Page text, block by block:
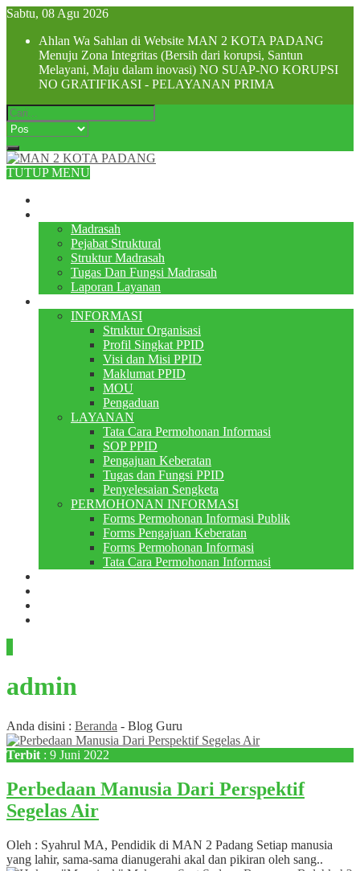
Sabtu, 08 Agu 2026
Ahlan Wa Sahlan di Website MAN 2 KOTA PADANG
Menuju Zona Integritas (Bersih dari korupsi, Santun
Melayani, Maju dalam inovasi) NO SUAP-NO KORUPSI
NO GRATIFIKASI - PELAYANAN PRIMA
TUTUP MENU
Madrasah
Pejabat Struktural
Struktur Madrasah
Tugas Dan Fungsi Madrasah
Laporan Layanan
INFORMASI
Struktur Organisasi
Profil Singkat PPID
Visi dan Misi PPID
Maklumat PPID
MOU
Pengaduan
LAYANAN
Tata Cara Permohonan Informasi
SOP PPID
Pengajuan Keberatan
Tugas dan Fungsi PPID
Penyelesaian Sengketa
PERMOHONAN INFORMASI
Forms Permohonan Informasi Publik
Forms Pengajuan Keberatan
Forms Permohonan Informasi
Tata Cara Permohonan Informasi
admin
Anda disini : Beranda - Blog Guru
Terbit : 9 Juni 2022
Perbedaan Manusia Dari Perspektif
Segelas Air
Oleh : Syahrul MA, Pendidik di MAN 2 Padang Setiap manusia
yang lahir, sama-sama dianugerahi akal dan pikiran oleh sang..